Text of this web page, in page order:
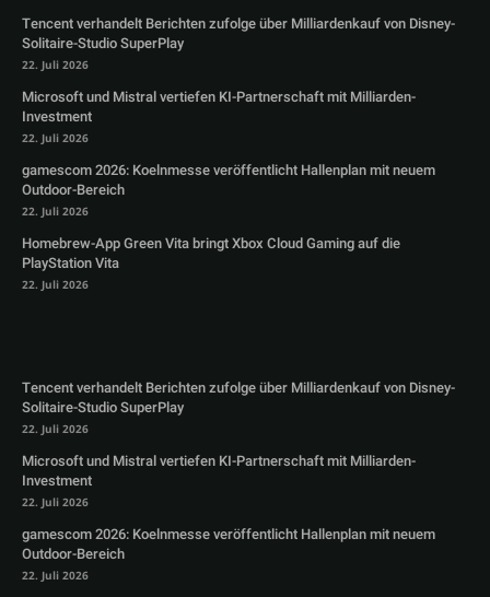
Tencent verhandelt Berichten zufolge über Milliardenkauf von Disney-
Solitaire-Studio SuperPlay
22. Juli 2026
Microsoft und Mistral vertiefen KI-Partnerschaft mit Milliarden-
Investment
22. Juli 2026
gamescom 2026: Koelnmesse veröffentlicht Hallenplan mit neuem
Outdoor-Bereich
22. Juli 2026
Homebrew-App Green Vita bringt Xbox Cloud Gaming auf die
PlayStation Vita
22. Juli 2026
Tencent verhandelt Berichten zufolge über Milliardenkauf von Disney-
Solitaire-Studio SuperPlay
22. Juli 2026
Microsoft und Mistral vertiefen KI-Partnerschaft mit Milliarden-
Investment
22. Juli 2026
gamescom 2026: Koelnmesse veröffentlicht Hallenplan mit neuem
Outdoor-Bereich
22. Juli 2026